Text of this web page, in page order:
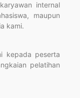
internal
maupun
kami.
kepada peserta
pelatihan